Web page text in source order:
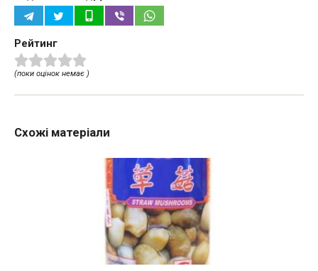
Рейтинг
(поки оцінок немає )
Схожі матеріали